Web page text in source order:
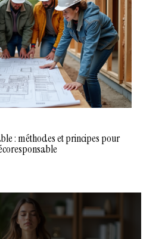
: méthodes et principes pour